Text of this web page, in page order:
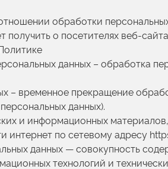
обработки
о посетителях веб-
данных – обработка
– временное прекращение
данных).
и информационных
интернет по сетевому адресу
данных — совокупность
технологий и